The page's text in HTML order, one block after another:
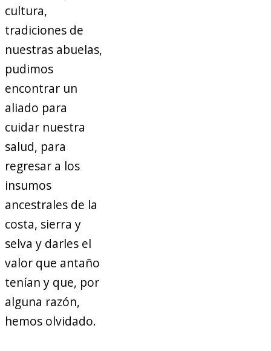
cultura,
tradiciones de
nuestras abuelas,
pudimos
encontrar un
aliado para
cuidar nuestra
salud, para
regresar a los
insumos
ancestrales de la
costa, sierra y
selva y darles el
valor que antaño
tenían y que, por
alguna razón,
hemos olvidado.